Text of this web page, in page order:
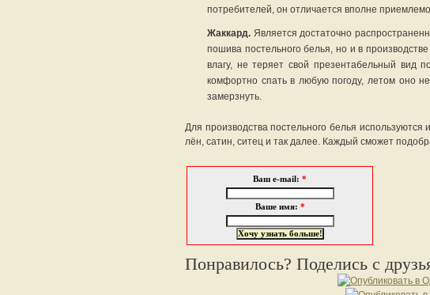
потребителей, он отличается вполне
Жаккард. Является достаточно
пошива постельного белья, но и в
влагу, не теряет свой презентабельный вид
комфортно спать в любую погоду, летом оно
замерзнуть.
Для производства постельного белья
лён, сатин, ситец и так далее. Каждый сможет
Ваш e-mail: *
Ваше имя: *
Понравилось? Поделись с